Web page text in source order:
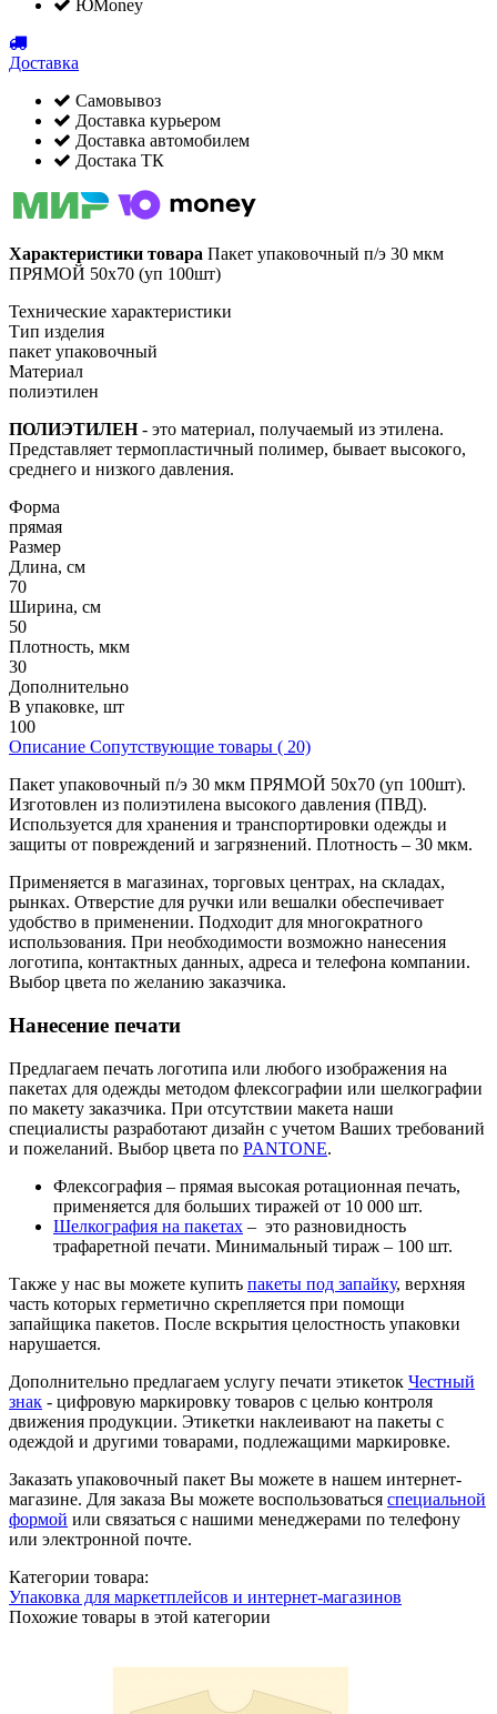
ЮMoney
Доставка
Самовывоз
Доставка курьером
Доставка автомобилем
Достака ТК
Характеристики товара Пакет упаковочный п/э 30 мкм
ПРЯМОЙ 50х70 (уп 100шт)
Технические характеристики
Тип изделия
пакет упаковочный
Материал
полиэтилен
ПОЛИЭТИЛЕН- это материал, получаемый из этилена.
Представляет термопластичный полимер, бывает высокого,
среднего и низкого давления.
Форма
прямая
Размер
Длина, см
70
Ширина, см
50
Плотность, мкм
30
Дополнительно
В упаковке, шт
100
Описание Сопутствующие товары ( 20)
Пакет упаковочный п/э 30 мкм ПРЯМОЙ 50х70 (уп 100шт).
Изготовлен из полиэтилена высокого давления (ПВД).
Используется для хранения и транспортировки одежды и
защиты от повреждений и загрязнений. Плотность – 30 мкм.
Применяется в магазинах, торговых центрах, на складах,
рынках. Отверстие для ручки или вешалки обеспечивает
удобство в применении. Подходит для многократного
использования. При необходимости возможно нанесения
логотипа, контактных данных, адреса и телефона компании.
Выбор цвета по желанию заказчика.
Нанесение печати
Предлагаем печать логотипа или любого изображения на
пакетах для одежды методом флексографии или шелкографии
по макету заказчика. При отсутствии макета наши
специалисты разработают дизайн с учетом Ваших требований
и пожеланий. Выбор цвета по PANTONE.
Флексография – прямая высокая ротационная печать,
применяется для больших тиражей от 10 000 шт.
Шелкография на пакетах – это разновидность
трафаретной печати. Минимальный тираж – 100 шт.
Также у нас вы можете купить пакеты под запайку, верхняя
часть которых герметично скрепляется при помощи
запайщика пакетов. После вскрытия целостность упаковки
нарушается.
Дополнительно предлагаем услугу печати этикеток Честный
знак - цифровую маркировку товаров с целью контроля
движения продукции. Этикетки наклеивают на пакеты с
одеждой и другими товарами, подлежащими маркировке.
Заказать упаковочный пакет Вы можете в нашем интернет-
магазине. Для заказа Вы можете воспользоваться специальной
формой или связаться с нашими менеджерами по телефону
или электронной почте.
Категории товара:
Упаковка для маркетплейсов и интернет-магазинов
Похожие товары в этой категории